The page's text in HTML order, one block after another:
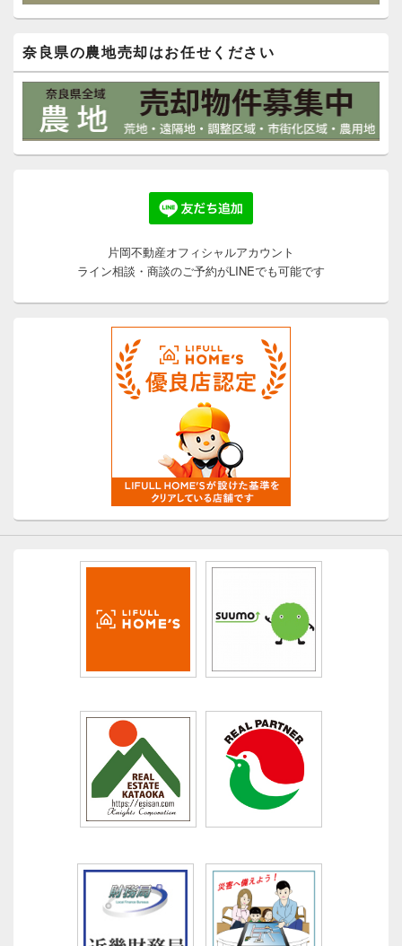
奈良県の農地売却はお任せください
片岡不動産オフィシャルアカウント
ライン相談・商談のご予約がLINEでも可能です